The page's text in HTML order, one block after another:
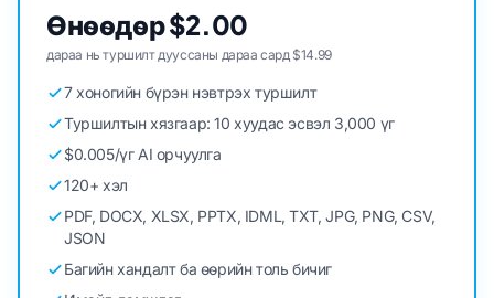
Өнөөдөр $2.00
дараа нь туршилт дууссаны дараа сард $14.99
7 хоногийн бүрэн нэвтрэх туршилт
Туршилтын хязгаар: 10 хуудас эсвэл 3,000 үг
$0.005/үг AI орчуулга
120+ хэл
PDF, DOCX, XLSX, PPTX, IDML, TXT, JPG, PNG, CSV,
JSON
Багийн хандалт ба өөрийн толь бичиг